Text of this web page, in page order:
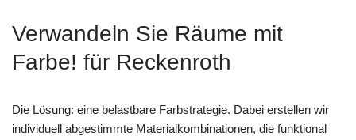
Verwandeln Sie Räume mit
Farbe! für Reckenroth
Die Lösung: eine belastbare Farbstrategie. Dabei erstellen wir
individuell abgestimmte Materialkombinationen, die funktional